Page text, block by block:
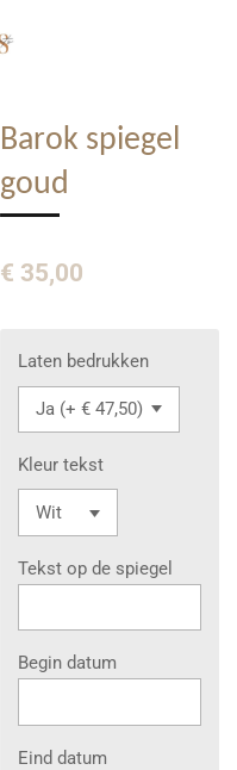
Barok spiegel
goud
€ 35,00
Laten bedrukken
Kleur tekst
Tekst op de spiegel
Begin datum
Eind datum